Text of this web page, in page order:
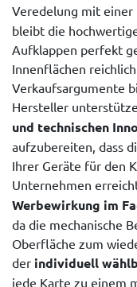
Veredelung mit einer
bleibt die
Aufklappen perfekt
Innenflächen
Verkaufsargumente
Hersteller
und technischen
aufzubereiten, dass
Ihrer Geräte für den
Unternehmen
Werbewirkung im
da die mechanische
Oberfläche zum
der individuell
jede Karte zu einem